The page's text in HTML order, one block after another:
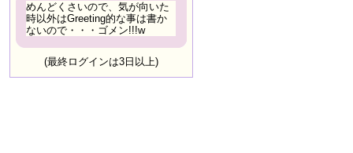
めんどくさいので、気が向いた
時以外はGreeting的な事は書か
ないので・・・ゴメン!!!w
(最終ログインは3日以上)